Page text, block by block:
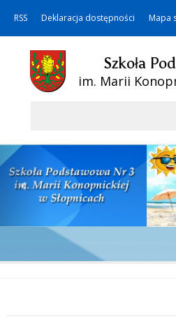
RSS Deklaracja dostępności Mapa
Szkoła
im. Marii